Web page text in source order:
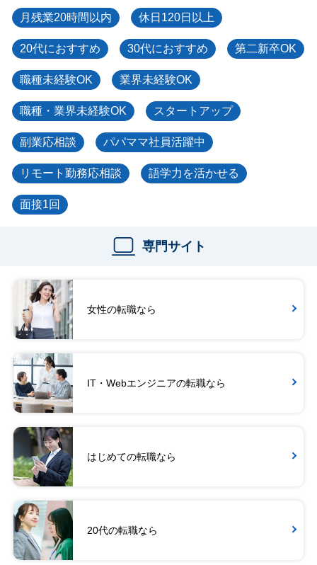
月残業20時間以内 休日120日以上
20代におすすめ 30代におすすめ 第二新卒OK
職種未経験OK 業界未経験OK
職種・業界未経験OK スタートアップ
副業応相談 パパママ社員活躍中
リモート勤務応相談 語学力を活かせる
面接1回
専門サイト
女性の転職なら
IT・Webエンジニアの転職なら
はじめての転職なら
20代の転職なら